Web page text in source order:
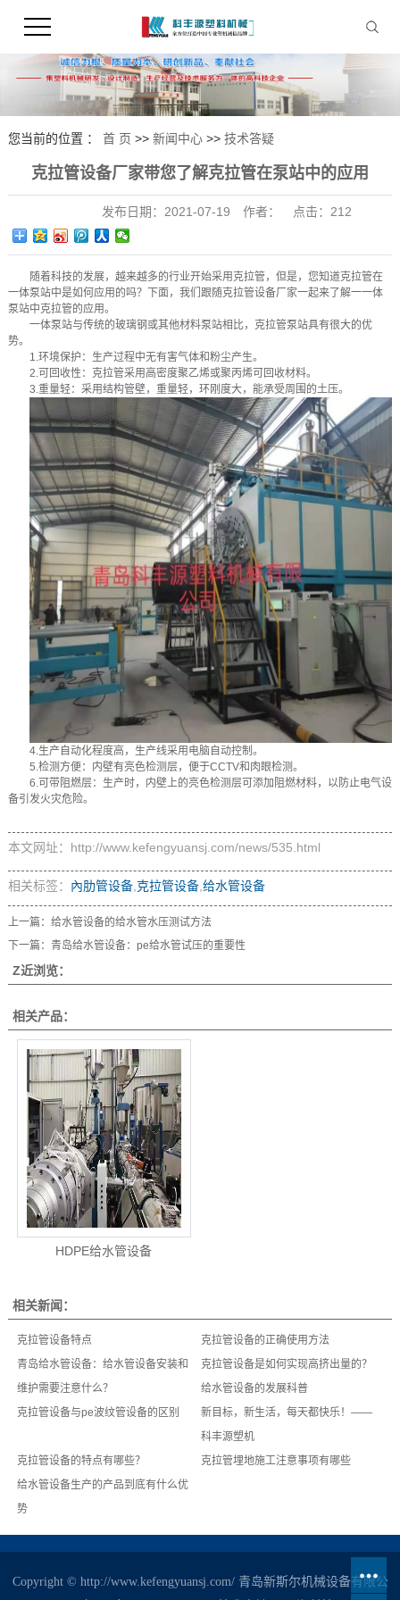
您当前的位置 ： 首 页 >> 新闻中心>> 技术答疑
克拉管设备厂家带您了解克拉管在泵站中的应用
发布日期： 2021-07-19 作者： 点击： 212
随着科技的发展，越来越多的行业开始采用克拉管，但是，您知道克拉管在
一体泵站中是如何应用的吗？下面，我们跟随 克拉管设备厂家一起来了解一一体
泵站中克拉管的应用。
一体泵站与传统的玻璃钢或其他材料泵站相比，克拉管泵站具有很大的优
势。
1.环境保护：生产过程中无有害气体和粉尘产生。
2.可回收性：克拉管采用高密度聚乙烯或聚丙烯可回收材料。
3.重量轻：采用结构管壁，重量轻，环刚度大，能承受周围的土压。
4.生产自动化程度高，生产线采用电脑自动控制。
5.检测方便：内壁有亮色检测层，便于CCTV和肉眼检测。
6.可带阻燃层：生产时，内壁上的亮色检测层可添加阻燃材料，以防止电气设
备引发火灾危险。
本文网址：http://www.kefengyuansj.com/news/535.html
相关标签： 內肋管设备, 克拉管设备, 给水管设备
上一篇： 给水管设备的给水管水压测试方法
下一篇： 青岛给水管设备：pe给水管试压的重要性
Z近浏览：
相关产品：
HDPE给水管设备
相关新闻：
克拉管设备特点
克拉管设备的正确使用方法
青岛给水管设备：给水管设备安装和
维护需要注意什么？
克拉管设备是如何实现高挤出量的？
给水管设备的发展科普
克拉管设备与pe波纹管设备的区别
新目标，新生活，每天都快乐！——
科丰源塑机
克拉管设备的特点有哪些？
克拉管埋地施工注意事项有哪些
给水管设备生产的产品到底有什么优
势
Copyright © http://www.kefengyuansj.com/ 青岛新斯尔机械设备有限公